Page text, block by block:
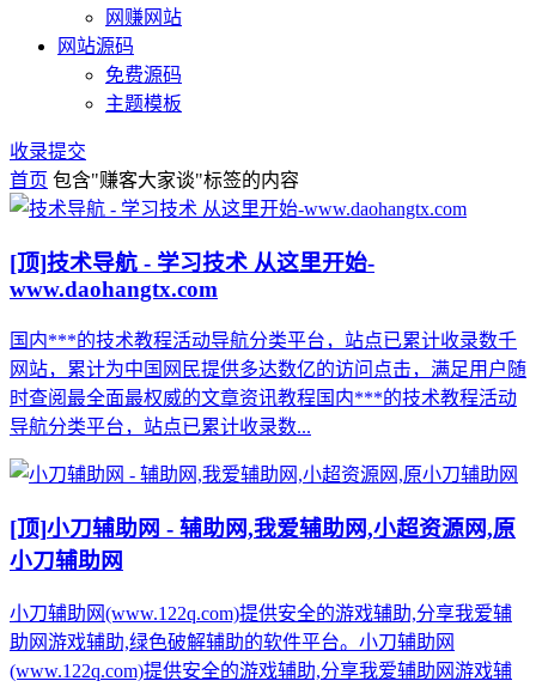
网赚网站
网站源码
免费源码
主题模板
收录提交
首页 包含"赚客大家谈"标签的内容
[顶]技术导航 - 学习技术 从这里开始-
www.daohangtx.com
国内***的技术教程活动导航分类平台，站点已累计收录数千
网站，累计为中国网民提供多达数亿的访问点击，满足用户随
时查阅最全面最权威的文章资讯教程国内***的技术教程活动
导航分类平台，站点已累计收录数...
[顶]小刀辅助网 - 辅助网,我爱辅助网,小超资源网,原
小刀辅助网
小刀辅助网(www.122q.com)提供安全的游戏辅助,分享我爱辅
助网游戏辅助,绿色破解辅助的软件平台。小刀辅助网
(www.122q.com)提供安全的游戏辅助,分享我爱辅助网游戏辅